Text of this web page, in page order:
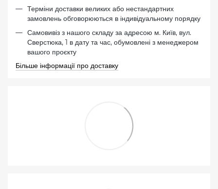
Терміни доставки великих або нестандартних
замовлень обговорюються в індивідуальному порядку
Самовивіз з нашого складу за адресою м. Київ, вул.
Сверстюка, 1 в дату та час, обумовлені з менеджером
вашого проєкту
Більше інформації про доставку